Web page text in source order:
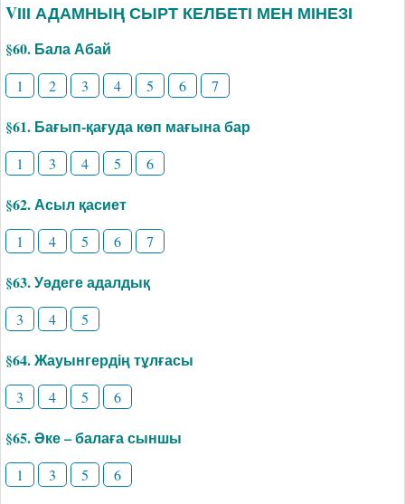
VІІІ АДАМНЫҢ СЫРТ КЕЛБЕТІ МЕН МІНЕЗІ
§60. Бала Абай
1 2 3 4 5 6 7
§61. Бағып-қағуда көп мағына бар
1 3 4 5 6
§62. Асыл қасиет
1 4 5 6 7
§63. Уәдеге адалдық
3 4 5
§64. Жауынгердің тұлғасы
3 4 5 6
§65. Әке – балаға сыншы
1 3 5 6